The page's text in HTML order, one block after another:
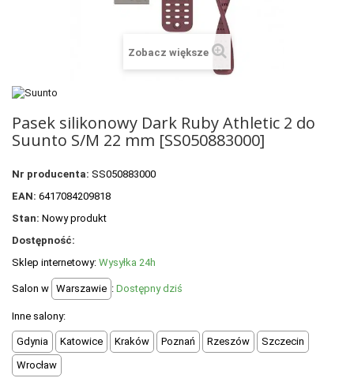
WENGER ZEGARKI
ORIENT ZEGARKI
POLECANE PRODUKTY
PROMOCJE
OUTLET
Zobacz większe
Pasek silikonowy Dark Ruby Athletic 2 do
Suunto S/M 22 mm [SS050883000]
Nr producenta: SS050883000
EAN: 6417084209818
Stan: Nowy produkt
Dostępność:
Sklep internetowy: Wysyłka 24h
Salon w Warszawie : Dostępny dziś
Inne salony:
Gdynia Katowice Kraków Poznań Rzeszów
Szczecin
Wrocław